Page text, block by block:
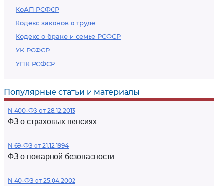
КоАП РСФСР
Кодекс законов о труде
Кодекс о браке и семье РСФСР
УК РСФСР
УПК РСФСР
Популярные статьи и материалы
N 400-ФЗ от 28.12.2013
ФЗ о страховых пенсиях
N 69-ФЗ от 21.12.1994
ФЗ о пожарной безопасности
N 40-ФЗ от 25.04.2002